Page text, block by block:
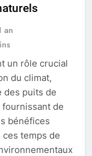
an
un rôle crucial
du climat,
des puits de
de
bénéfices
temps de